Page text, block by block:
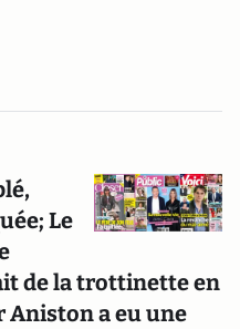
Le
de la trottinette en
Aniston a eu une